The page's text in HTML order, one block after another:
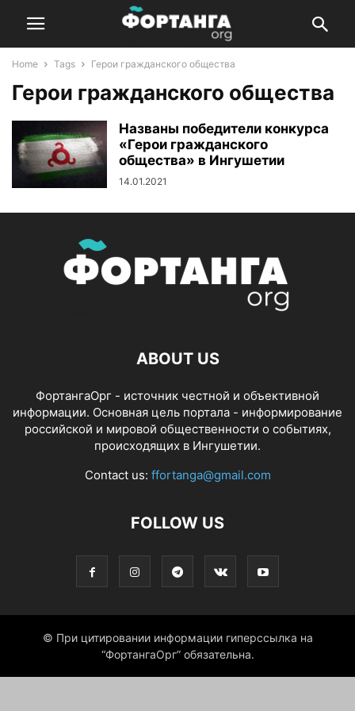
Home Tags Герои гражданского общества
Герои гражданского общества
Названы победители конкурса
«Герои гражданского
общества» в Ингушетии
14.01.2021
ABOUT US
ФортангаОрг - источник честной и объективной
информации. Основная цель портала - информирование
российской и мировой общественности о событиях,
происходящих в Ингушетии.
Contact us: ffortanga@gmail.com
FOLLOW US
© При цитировании информации гиперссылка на
“ФортангаОрг” обязательна.